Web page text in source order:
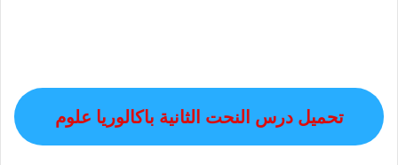
تحميل درس النحت الثانية باكالوريا علوم